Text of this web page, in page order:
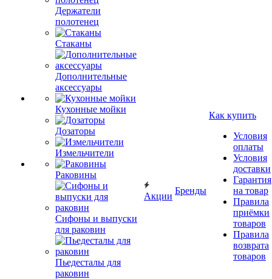
Держатели
полотенец
Стаканы
Дополнительные
аксессуары
Кухонные мойки
Дозаторы
Измельчители
Раковины
Сифоны и выпуски
для раковин
Пьедесталы для
раковин
Акции
Бренды
Как купить
Условия
оплаты
Условия
доставки
Гарантия
на товар
Правила
приёмки
товаров
Правила
возврата
товаров